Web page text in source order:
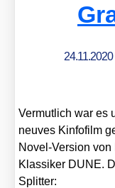
24.11.2020
Ver­mut­lich war es
neu­ves Kin­fo­film
Novel-Ver­si­on
Klas­si­ker DUNE.
Split­ter: